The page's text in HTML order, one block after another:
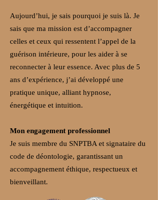
Aujourd’hui, je sais pourquoi je suis là. Je
sais que ma mission est d’accompagner
celles et ceux qui ressentent l’appel de la
guérison intérieure, pour les aider à se
reconnecter à leur essence. Avec plus de 5
ans d’expérience, j’ai développé une
pratique unique, alliant hypnose,
énergétique et intuition.
Mon engagement professionnel
Je suis membre du SNPTBA et signataire du
code de déontologie, garantissant un
accompagnement éthique, respectueux et
bienveillant.